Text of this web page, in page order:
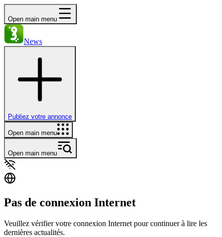
Open main menu
News
Publiez votre annonce
Open main menu
Open main menu
Pas de connexion Internet
Veuillez vérifier votre connexion Internet pour continuer à lire les
dernières actualités.